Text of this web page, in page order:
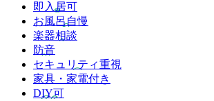
即入居可
お風呂自慢
楽器相談
防音
セキュリティ重視
家具・家電付き
DIY可